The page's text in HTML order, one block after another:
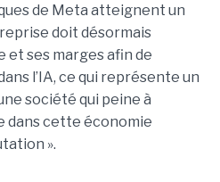
de Meta atteignent un
doit désormais
et ses marges afin de
l’IA, ce qui représente un
société qui peine à
dans cette économie
».